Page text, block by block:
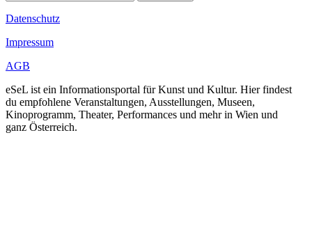
Datenschutz
Impressum
AGB
eSeL ist ein Informationsportal für Kunst und Kultur. Hier findest
du empfohlene Veranstaltungen, Ausstellungen, Museen,
Kinoprogramm, Theater, Performances und mehr in Wien und
ganz Österreich.